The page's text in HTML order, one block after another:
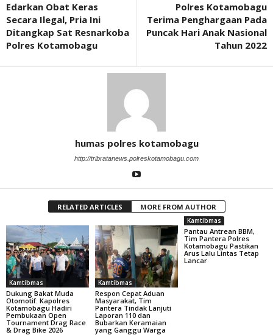
Edarkan Obat Keras
Secara Ilegal, Pria Ini
Ditangkap Sat Resnarkoba
Polres Kotamobagu
Polres Kotamobagu
Terima Penghargaan Pada
Puncak Hari Anak Nasional
Tahun 2022
humas polres kotamobagu
http://tribratanews.polreskotamobagu.com
RELATED ARTICLES MORE FROM AUTHOR
Kamtibmas
Dukung Bakat Muda
Otomotif: Kapolres
Kotamobagu Hadiri
Pembukaan Open
Tournament Drag Race
& Drag Bike 2026
Kamtibmas
Respon Cepat Aduan
Masyarakat, Tim
Pantera Tindak Lanjuti
Laporan 110 dan
Bubarkan Keramaian
yang Ganggu Warga
Kamtibmas
Pantau Antrean BBM,
Tim Pantera Polres
Kotamobagu Pastikan
Arus Lalu Lintas Tetap
Lancar